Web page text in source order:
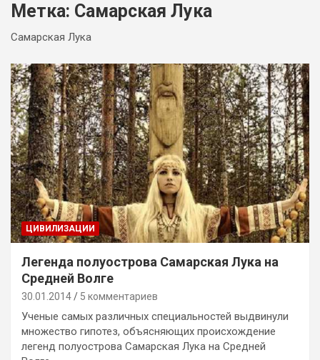
Метка: Самарская Лука
Самарская Лука
ЦИВИЛИЗАЦИИ
Легенда полуострова Самарская Лука на
Средней Волге
30.01.2014 5 комментариев
Ученые самых различных специальностей выдвинули
множество гипотез, объясняющих происхождение
легенд полуострова Самарская Лука на Средней